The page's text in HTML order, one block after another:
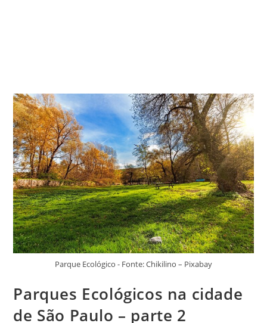
Parque Ecológico - Fonte: Chikilino – Pixabay
Parques Ecológicos na cidade
de São Paulo – parte 2